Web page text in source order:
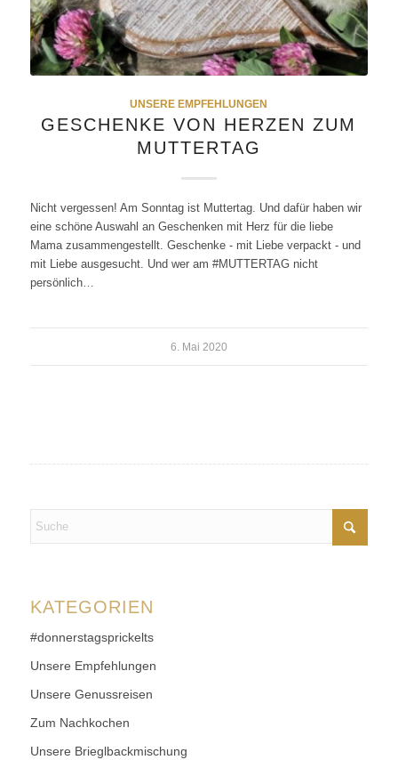
UNSERE EMPFEHLUNGEN
GESCHENKE VON HERZEN ZUM
MUTTERTAG
Nicht vergessen! Am Sonntag ist Muttertag. Und dafür haben wir
eine schöne Auswahl an Geschenken mit Herz für die liebe
Mama zusammengestellt. Geschenke - mit Liebe verpackt - und
mit Liebe ausgesucht. Und wer am #MUTTERTAG nicht
persönlich…
6. Mai 2020
KATEGORIEN
#donnerstagsprickelts
Unsere Empfehlungen
Unsere Genussreisen
Zum Nachkochen
Unsere Brieglbackmischung